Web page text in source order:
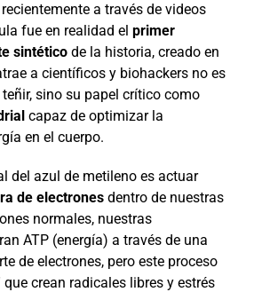
a través de videos
fue en realidad el primer
sintéticode la historia, creado en
a científicos y biohackers no es
sino su papel crítico como
capaz de optimizar la
en el cuerpo.
del azul de metileno es actuar
de electronesdentro de nuestras
normales, nuestras
ATP (energía) a través de una
de electrones, pero este proceso
que crean radicales libres y estrés